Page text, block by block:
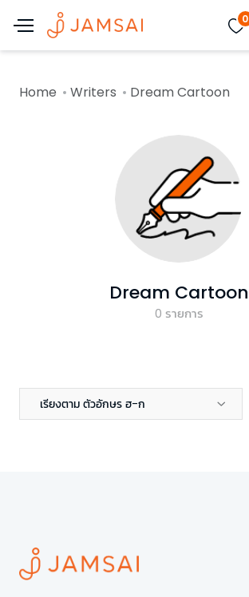
0
Home Writers Dream Cartoon
Dream Cartoon
0 รายการ
เรียงตาม ตัวอักษร ฮ-ก